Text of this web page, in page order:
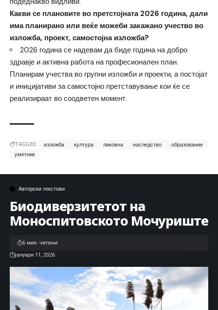
Какви се плановите во претстојната 2026 година, дали
има планирано или веќе можеби закажано учество во
изложба, проект, самостојна изложба?
2026 година се надевам да биде година на добро
здравје и активна работа на професионален план.
Планирам учества во групни изложби и проекти, а постојат
и иницијативи за самостојно претставување кои ќе се
реализираат во соодветен момент.
TAGGED: изложба култура ликовна наследство
образование
уметник
Авторски текстови
Биодиверзитетот на
Моноспитовското Мочуриште
јануари 11, 2026
6 мин. читање